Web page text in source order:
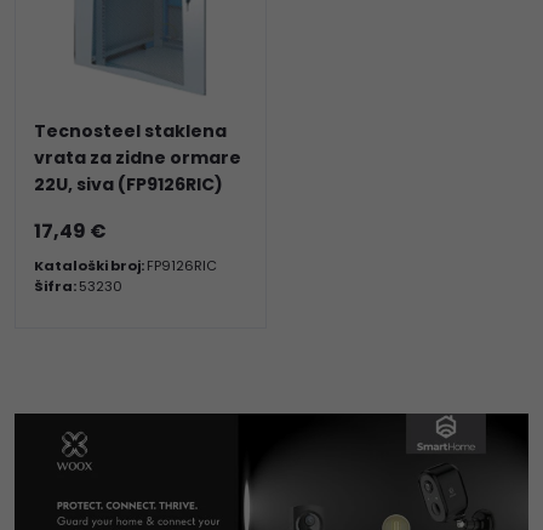
Tecnosteel staklena
vrata za zidne ormare
22U, siva (FP9126RIC)
17,49 €
Kataloški broj:FP9126RIC
Šifra:53230